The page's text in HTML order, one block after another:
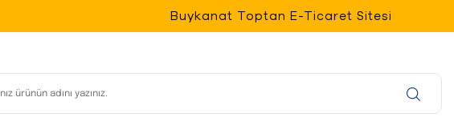
Buykanat Toptan E-Ticaret Sitesi